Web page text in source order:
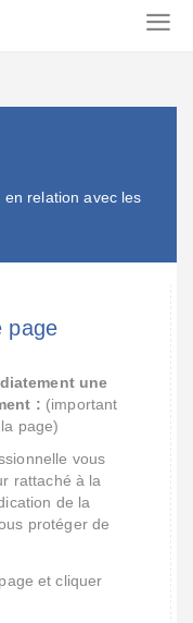
relation avec les
page
une
: (important
page)
vous
rattaché à la
de la
protéger de
et cliquer